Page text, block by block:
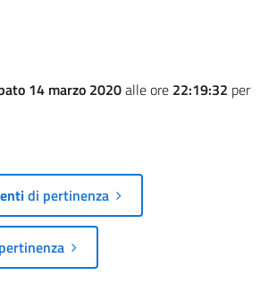
14 marzo 2020alle ore 22:19:32 per
di pertinenza